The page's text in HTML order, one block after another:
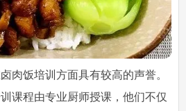
肉饭培训方面具有较高的声誉。
课程由专业厨师授课，他们不仅